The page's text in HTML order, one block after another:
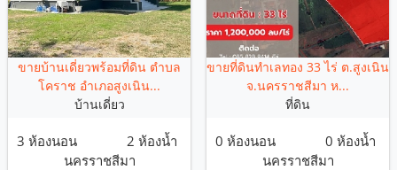
ขายบ้านเดี่ยวพร้อมที่ดิน ตำบล
โคราช อำเภอสูงเนิน...
บ้านเดี่ยว
3 ห้องนอน
2 ห้องน้ำ
นครราชสีมา
ขายที่ดินทำเลทอง 33 ไร่ ต.สูงเนิน
จ.นครราชสีมา ห...
ที่ดิน
0 ห้องนอน
0 ห้องน้ำ
นครราชสีมา